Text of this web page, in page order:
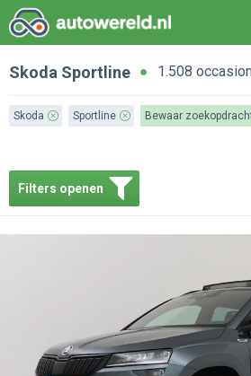
Skoda Sportline 1.508
Skoda Sportline Bewaar
Filters openen